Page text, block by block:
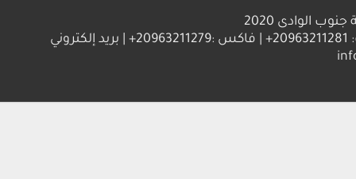
الوادى 2020
العنوان : جامعة جنوب الوادي 83523 قنا - جمهورية مصر العربية | ت: 20963211281+ | فاكس :20963211279+ | بريد إلكتروني